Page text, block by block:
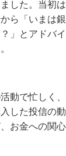
した。当初
ら「いまは
」とアドバ
動で忙しく
した投信の
お金への関